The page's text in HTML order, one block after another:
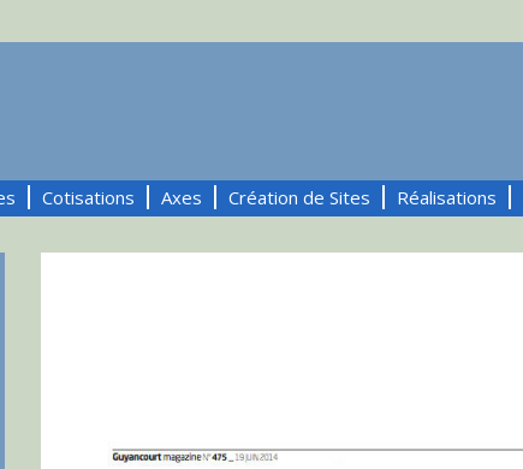
Cotisations Axes Création de Sites Réalisations